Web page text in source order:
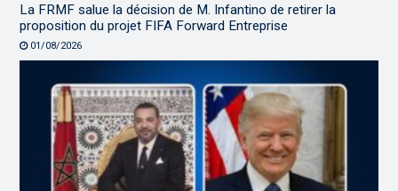
La FRMF salue la décision de M. Infantino de retirer la
proposition du projet FIFA Forward Entreprise
01/08/2026